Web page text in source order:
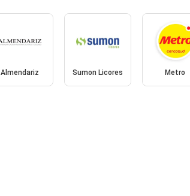
Almendariz Sumon Licores Metro